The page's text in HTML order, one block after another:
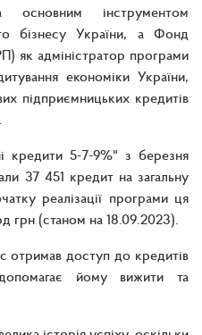
інструментом
бізнесу України, а Фонд
як адміністратор програми
економіки України,
підприємницьких кредитів
кредити 5-7-9%" з березня
37 451 кредит на загальну
реалізації програми ця
грн (станом на 18.09.2023).
отримав доступ до кредитів
йому вижити та